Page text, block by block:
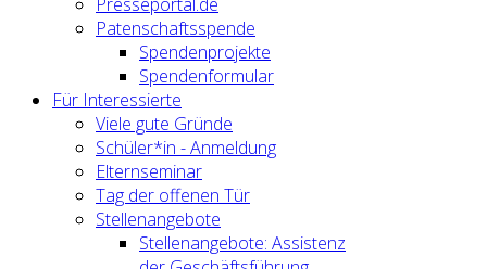
Patenschaftsspende
Spendenprojekte
Spendenformular
Für Interessierte
Viele gute Gründe
Schüler*in - Anmeldung
Elternseminar
Tag der offenen Tür
Stellenangebote
Stellenangebote: Assistenz